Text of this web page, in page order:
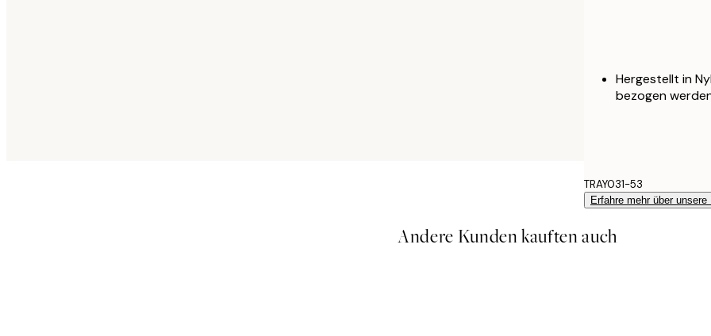
Hergestellt in
bezogen
TRAY031-53
Erfahre mehr über unsere
Andere Kunden kauften auch